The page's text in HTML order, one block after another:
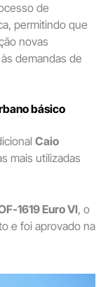
de
permitindo que
novas
demandas de
básico
Caio
mais utilizadas
1619 Euro VI, o
e foi aprovado na